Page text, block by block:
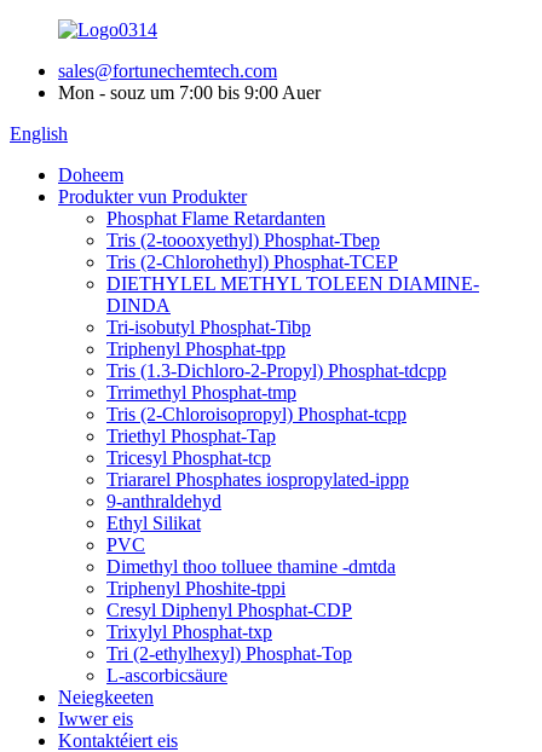
sales@fortunechemtech.com
Mon - souz um 7:00 bis 9:00 Auer
English
Doheem
Produkter vun Produkter
Phosphat Flame Retardanten
Tris (2-toooxyethyl) Phosphat-Tbep
Tris (2-Chlorohethyl) Phosphat-TCEP
DIETHYLEL METHYL TOLEEN DIAMINE-
DINDA
Tri-isobutyl Phosphat-Tibp
Triphenyl Phosphat-tpp
Tris (1.3-Dichloro-2-Propyl) Phosphat-tdcpp
Trrimethyl Phosphat-tmp
Tris (2-Chloroisopropyl) Phosphat-tcpp
Triethyl Phosphat-Tap
Tricesyl Phosphat-tcp
Triararel Phosphates iospropylated-ippp
9-anthraldehyd
Ethyl Silikat
PVC
Dimethyl thoo tolluee thamine -dmtda
Triphenyl Phoshite-tppi
Cresyl Diphenyl Phosphat-CDP
Trixylyl Phosphat-txp
Tri (2-ethylhexyl) Phosphat-Top
L-ascorbicsäure
Neiegkeeten
Iwwer eis
Kontaktéiert eis